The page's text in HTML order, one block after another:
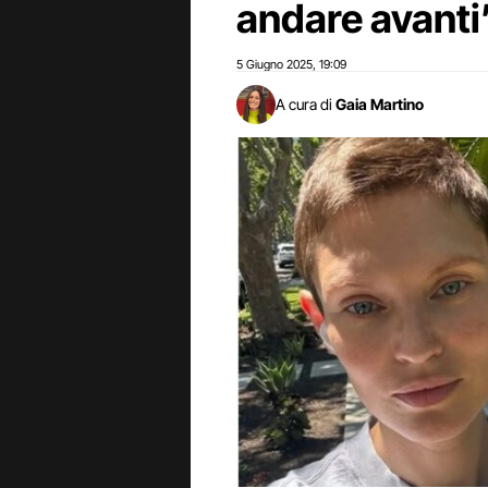
andare
5 Giugno 2025 19:09
A cura di Gaia Martino